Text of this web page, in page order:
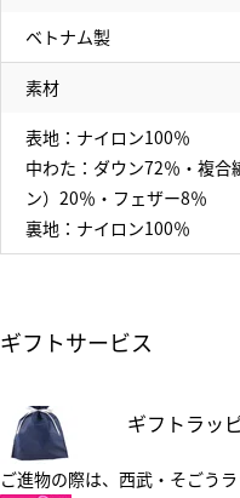
ベトナム製
素材
表地：ナイロン100％
中わた：ダウン72％・複
ン）20％・フェザー8％
裏地：ナイロン100％
ギフトサービス
ギフトラッ
ご進物の際は、西武・そごう